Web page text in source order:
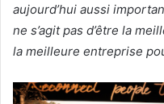
aujourd’hui aussi
ne s’agit pas d’être la
la meilleure entreprise